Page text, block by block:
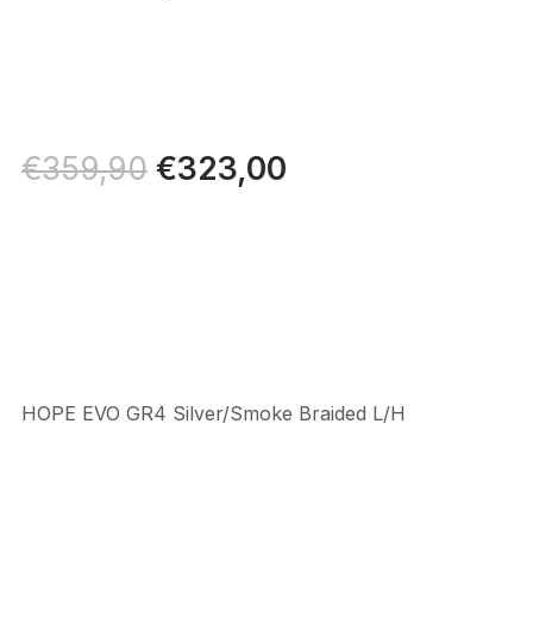
€359,90 Il
prezzo
€323,00Il
HOPE EVO GR4 Silver/Smoke Braided L/H